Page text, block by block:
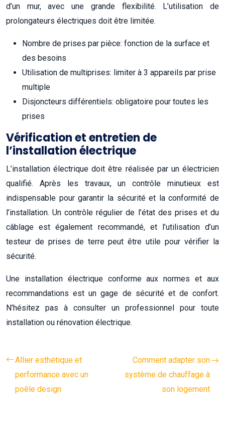
d’un mur, avec une grande flexibilité. L’utilisation de
prolongateurs électriques doit être limitée.
Nombre de prises par pièce: fonction de la surface et
des besoins
Utilisation de multiprises: limiter à 3 appareils par prise
multiple
Disjoncteurs différentiels: obligatoire pour toutes les
prises
Vérification et entretien de
l’installation électrique
L’installation électrique doit être réalisée par un électricien
qualifié. Après les travaux, un contrôle minutieux est
indispensable pour garantir la sécurité et la conformité de
l’installation. Un contrôle régulier de l’état des prises et du
câblage est également recommandé, et l’utilisation d’un
testeur de prises de terre peut être utile pour vérifier la
sécurité.
Une installation électrique conforme aux normes et aux
recommandations est un gage de sécurité et de confort.
N’hésitez pas à consulter un professionnel pour toute
installation ou rénovation électrique.
Allier esthétique et
performance avec un
poêle design
Comment adapter son
système de chauffage à
son logement